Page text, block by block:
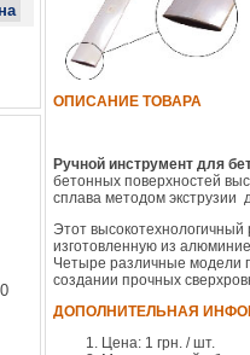
от компании Фатекс
ОПИСАНИЕ ТОВАРА
Ручной инструмент для
бетонных поверхностей
сплава методом
Этот высокотехнологичный
изготовленную из
Четыре различные модели
создании прочных
ДОПОЛНИТЕЛЬНАЯ
Цена: 1 грн. / шт.